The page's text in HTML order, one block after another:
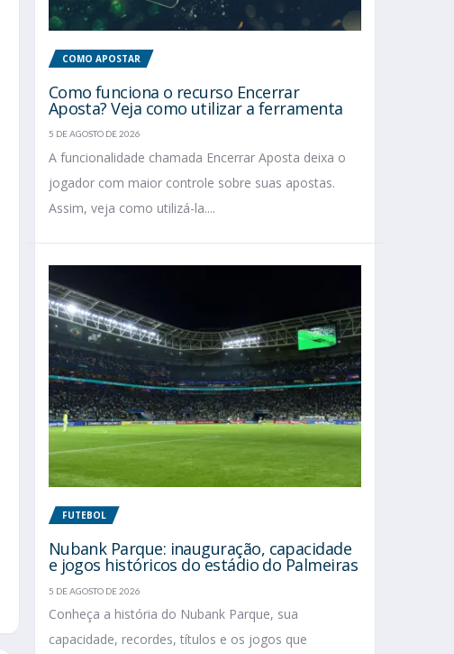
COMO APOSTAR
Como funciona o recurso Encerrar
Aposta? Veja como utilizar a ferramenta
5 DE AGOSTO DE 2026
A funcionalidade chamada Encerrar Aposta deixa o
jogador com maior controle sobre suas apostas.
Assim, veja como utilizá-la....
FUTEBOL
Nubank Parque: inauguração, capacidade
e jogos históricos do estádio do Palmeiras
5 DE AGOSTO DE 2026
Conheça a história do Nubank Parque, sua
capacidade, recordes, títulos e os jogos que